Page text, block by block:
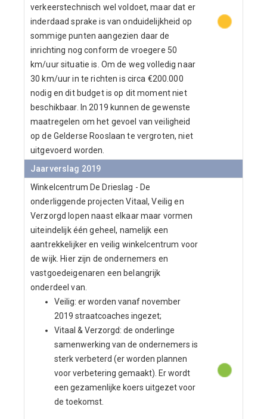
verkeerstechnisch wel voldoet, maar dat er
inderdaad sprake is van onduidelijkheid op
sommige punten aangezien daar de
inrichting nog conform de vroegere 50
km/uur situatie is. Om de weg volledig naar
30 km/uur in te richten is circa €200.000
nodig en dit budget is op dit moment niet
beschikbaar. In 2019 kunnen de gewenste
maatregelen om het gevoel van veiligheid
op de Gelderse Rooslaan te vergroten, niet
uitgevoerd worden.
Jaarverslag 2019
Winkelcentrum De Drieslag - De
onderliggende projecten Vitaal, Veilig en
Verzorgd lopen naast elkaar maar vormen
uiteindelijk één geheel, namelijk een
aantrekkelijker en veilig winkelcentrum voor
de wijk. Hier zijn de ondernemers en
vastgoedeigenaren een belangrijk
onderdeel van.
Veilig: er worden vanaf november
2019 straatcoaches ingezet;
Vitaal & Verzorgd: de onderlinge
samenwerking van de ondernemers is
sterk verbeterd (er worden plannen
voor verbetering gemaakt). Er wordt
een gezamenlijke koers uitgezet voor
de toekomst.